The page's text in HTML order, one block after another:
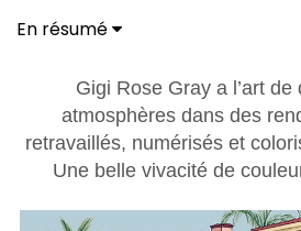
En résumé
Gigi Rose Gray a l’art
atmosphères dans des
retravaillés, numérisés et
Une belle vivacité de